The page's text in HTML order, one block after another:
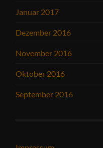
Januar 2017
Dezember 2016
November 2016
Oktober 2016
September 2016